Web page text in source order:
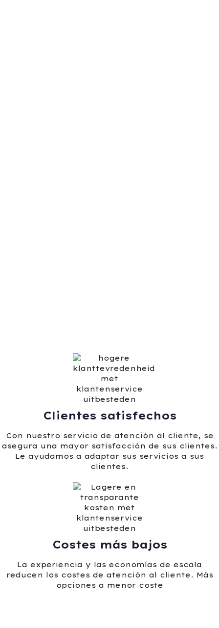
Clientes satisfechos
Con nuestro servicio de atención al cliente, se
asegura una mayor satisfacción de sus clientes.
Le ayudamos a adaptar sus servicios a sus
clientes.
Costes más bajos
La experiencia y las economías de escala
reducen los costes de atención al cliente. Más
opciones a menor coste